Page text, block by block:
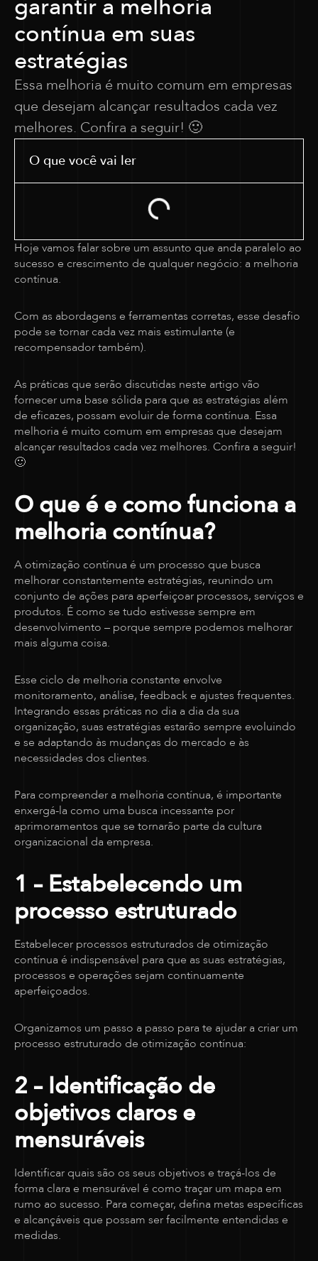
garantir a melhoria
contínua em suas
estratégias
Essa melhoria é muito comum em empresas
que desejam alcançar resultados cada vez
melhores. Confira a seguir! 🙂
O que você vai ler
Hoje vamos falar sobre um assunto que anda paralelo ao
sucesso e crescimento de qualquer negócio: a melhoria
contínua.
Com as abordagens e ferramentas corretas, esse desafio
pode se tornar cada vez mais estimulante (e
recompensador também).
As práticas que serão discutidas neste artigo vão
fornecer uma base sólida para que as estratégias além
de eficazes, possam evoluir de forma contínua. Essa
melhoria é muito comum em empresas que desejam
alcançar resultados cada vez melhores. Confira a seguir!
🙂
O que é e como funciona a
melhoria contínua?
A otimização contínua é um processo que busca
melhorar constantemente estratégias, reunindo um
conjunto de ações para aperfeiçoar processos, serviços e
produtos. É como se tudo estivesse sempre em
desenvolvimento – porque sempre podemos melhorar
mais alguma coisa.
Esse ciclo de melhoria constante envolve
monitoramento, análise, feedback e ajustes frequentes.
Integrando essas práticas no dia a dia da sua
organização, suas estratégias estarão sempre evoluindo
e se adaptando às mudanças do mercado e às
necessidades dos clientes.
Para compreender a melhoria contínua, é importante
enxergá-la como uma busca incessante por
aprimoramentos que se tornarão parte da cultura
organizacional da empresa.
1 – Estabelecendo um
processo estruturado
Estabelecer processos estruturados de otimização
contínua é indispensável para que as suas estratégias,
processos e operações sejam continuamente
aperfeiçoados.
Organizamos um passo a passo para te ajudar a criar um
processo estruturado de otimização contínua:
2 – Identificação de
objetivos claros e
mensuráveis
Identificar quais são os seus objetivos e traçá-los de
forma clara e mensurável é como traçar um mapa em
rumo ao sucesso. Para começar, defina metas específicas
e alcançáveis que possam ser facilmente entendidas e
medidas.